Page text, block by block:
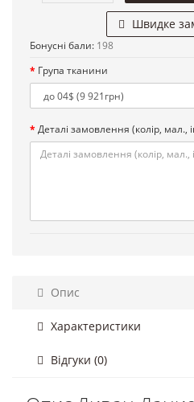
Швидке
Бонусні бали: 198
Група тканини
Деталі замовлення (колір, мал.,
Опис
Характеристики
Відгуки (0)